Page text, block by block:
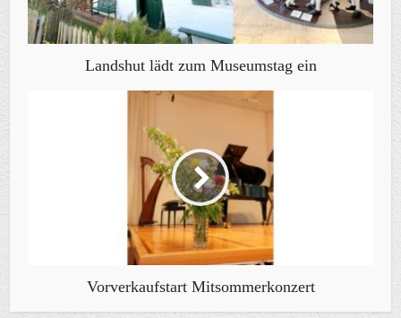
Landshut lädt zum Museumstag ein
Vorverkaufstart Mitsommerkonzert